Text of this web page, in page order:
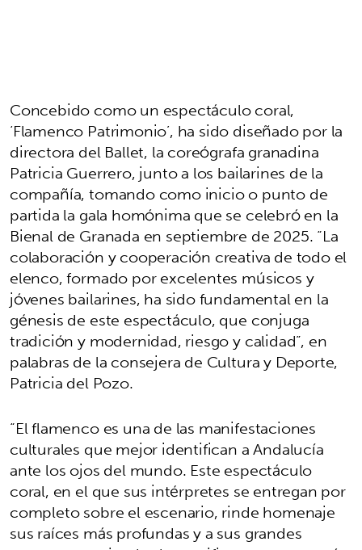
Concebido como un espectáculo coral,
‘Flamenco Patrimonio’, ha sido diseñado por la
directora del Ballet, la coreógrafa granadina
Patricia Guerrero, junto a los bailarines de la
compañía, tomando como inicio o punto de
partida la gala homónima que se celebró en la
Bienal de Granada en septiembre de 2025. “La
colaboración y cooperación creativa de todo el
elenco, formado por excelentes músicos y
jóvenes bailarines, ha sido fundamental en la
génesis de este espectáculo, que conjuga
tradición y modernidad, riesgo y calidad”, en
palabras de la consejera de Cultura y Deporte,
Patricia del Pozo.
“El flamenco es una de las manifestaciones
culturales que mejor identifican a Andalucía
ante los ojos del mundo. Este espectáculo
coral, en el que sus intérpretes se entregan por
completo sobre el escenario, rinde homenaje
sus raíces más profundas y a sus grandes